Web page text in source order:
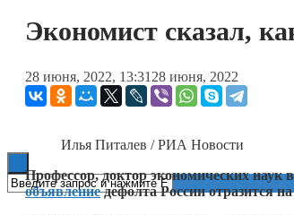
ESG
Экономист сказал,
28 июня, 2022, 13:31 28 июня, 2022
Илья Питалев / РИА Новости
Профессор, доктор экономических наук
объявлениедефолта России отразится